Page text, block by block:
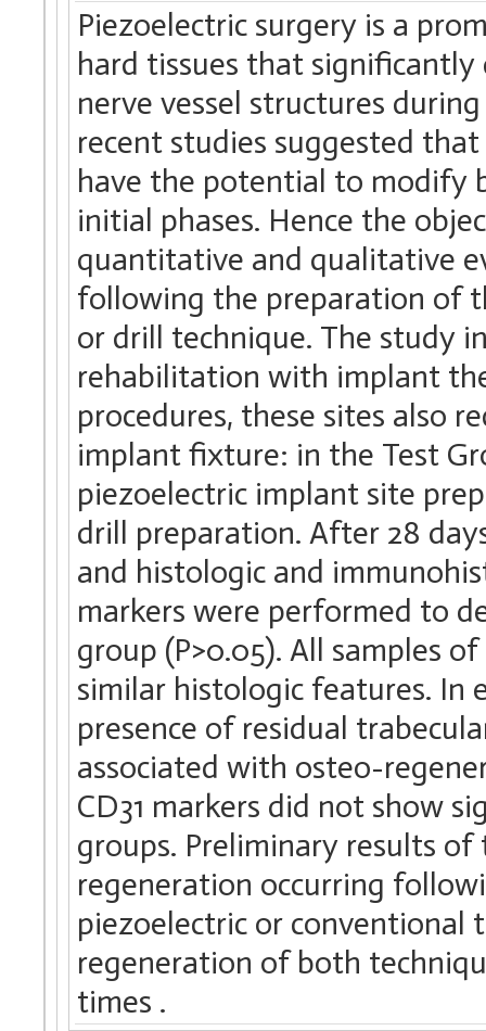
Piezoelectric surgery is a
hard tissues that
nerve vessel structures
recent studies suggested
have the potential to modify
initial phases. Hence the
quantitative and qualitative
following the preparation of
or drill technique. The study
rehabilitation with implant
procedures, these sites also
implant fixture: in the Test
piezoelectric implant site
drill preparation. After 28
and histologic and
markers were performed to
group (P>0.05). All samples
similar histologic features. In
presence of residual
associated with osteo-
CD31 markers did not show
groups. Preliminary results
regeneration occurring
piezoelectric or conventional
regeneration of both
times .